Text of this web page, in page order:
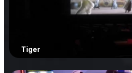
Tiger